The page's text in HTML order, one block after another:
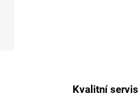
Kvalitní servis